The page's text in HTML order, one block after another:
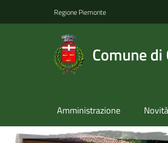
Regione Piemonte
Comune
Amministrazione Novità